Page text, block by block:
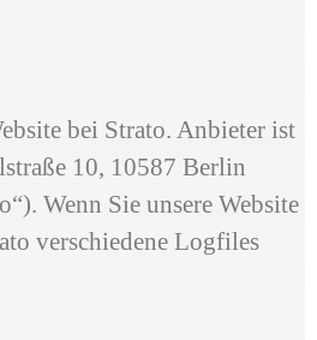
bei Strato. Anbieter ist
10, 10587 Berlin
Wenn Sie unsere Website
verschiedene Logfiles